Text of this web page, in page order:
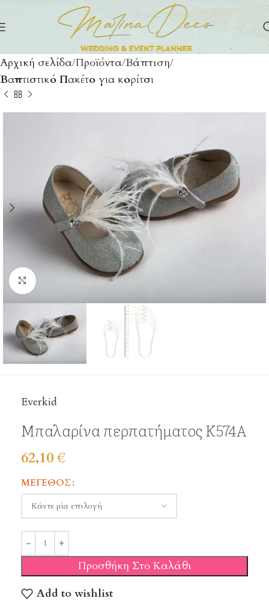
Αρχική σελίδα Προϊόντα Βάπτιση
Βαπτιστικό Πακέτο για κορίτσι
Click to enlarge
Everkid
Μπαλαρίνα περπατήματος Κ574Α
62,10€
ΜΈΓΕΘΟΣ
Προσθήκη Στο Καλάθι
Add to wishlist